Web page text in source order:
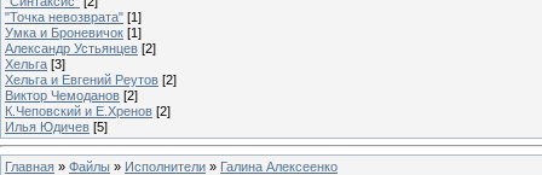
"Точка невозврата" [1]
Умка и Броневичок [1]
Александр Устьянцев [2]
Хельга [3]
Хельга и Евгений Реутов [2]
Виктор Чемоданов [2]
К.Чеповский и Е.Хренов [2]
Илья Юдичев [5]
Главная » Файлы » Исполнители » Галина Алексеенко